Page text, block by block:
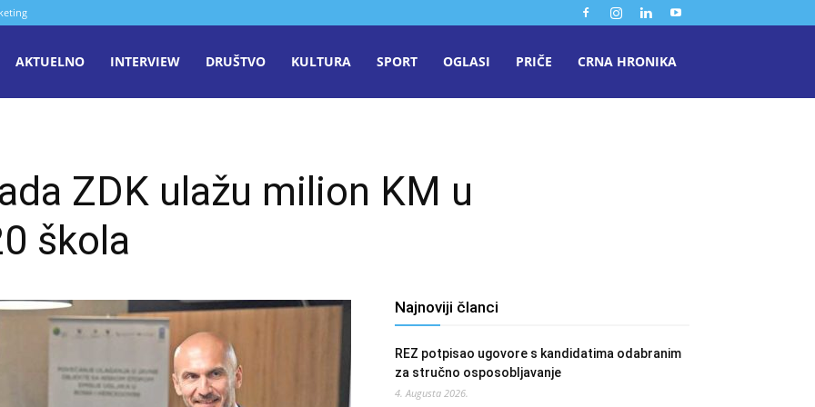
AKTUELNO INTERVIEW DRUŠTVO KULTURA SPORT OGLASI PRIČE CRNA HRONIKA
ZDK ulažu milion KM u
škola
Najnoviji članci
REZ potpisao ugovore s kandidatima odabranim
za stručno osposobljavanje
4. Augusta 2026.